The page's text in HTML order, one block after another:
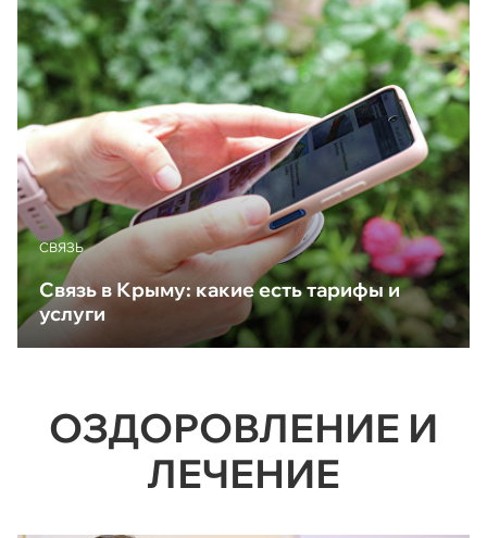
CВЯЗЬ
Связь в Крыму: какие есть тарифы и
услуги
ОЗДОРОВЛЕНИЕ И
ЛЕЧЕНИЕ